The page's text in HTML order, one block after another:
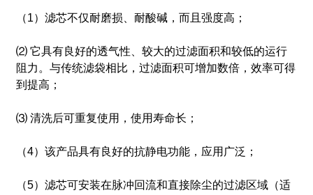
（1）滤芯​​不仅耐磨损、耐酸碱，而且强度高；
⑵ 它具有良好的透气性、较大的过滤面积和较低的运行
阻力。与传统滤袋相比，过滤面积可增加数倍，效率可得
到提高；
⑶ 清洗后可重复使用，使用寿命长；
（4）该产品具有良好的抗静电功能，应用广泛；
（5）滤芯可安装在脉冲回流和直接除尘的过滤区域（适